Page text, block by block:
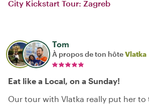
City Kickstart Tour: Zagreb
Tom
À propos de ton hôteVlatka
Eat like a Local, on a Sunday!
Our tour with Vlatka really put her to